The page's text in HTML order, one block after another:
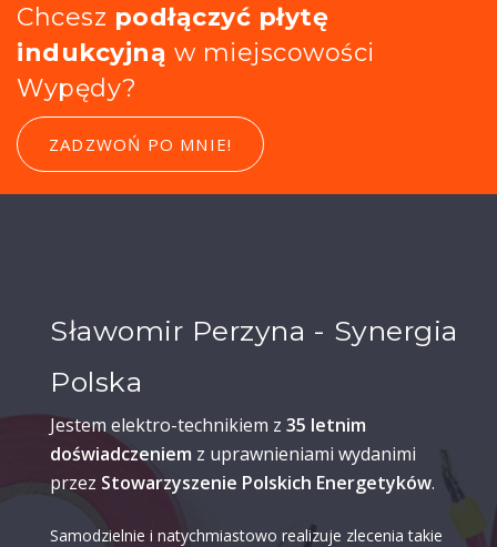
Chcesz podłączyć płytę
indukcyjną w miejscowości
Wypędy?
ZADZWOŃ PO MNIE!
Sławomir Perzyna - Synergia
Polska
Jestem elektro-technikiem z 35 letnim
doświadczeniem z uprawnieniami wydanimi
przez Stowarzyszenie Polskich Energetyków.
Samodzielnie i natychmiastowo realizuje zlecenia takie